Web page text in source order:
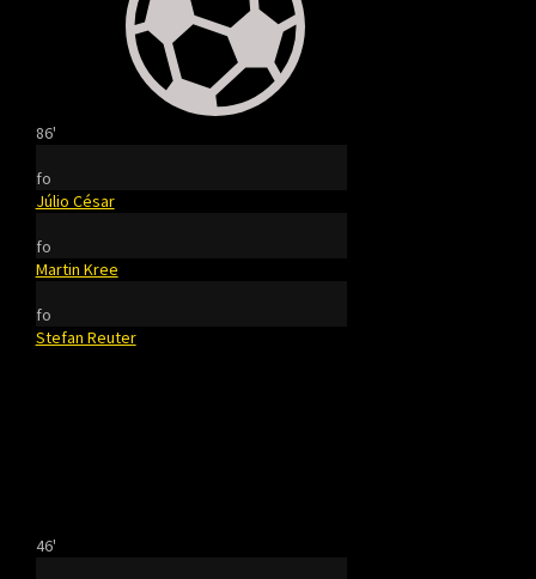
86'
fo
Júlio César
fo
Martin Kree
fo
Stefan Reuter
46'